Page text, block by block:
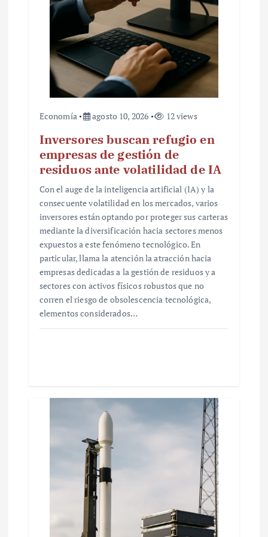
Economía agosto 10, 2026 12 views
Inversores buscan refugio en
empresas de gestión de
residuos ante volatilidad de IA
Con el auge de la inteligencia artificial (IA) y la
consecuente volatilidad en los mercados, varios
inversores están optando por proteger sus carteras
mediante la diversificación hacia sectores menos
expuestos a este fenómeno tecnológico. En
particular, llama la atención la atracción hacia
empresas dedicadas a la gestión de residuos y a
sectores con activos físicos robustos que no
corren el riesgo de obsolescencia tecnológica,
elementos considerados…